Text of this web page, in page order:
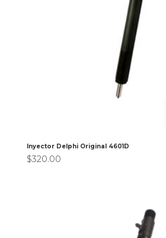
Inyector Delphi Original 4601D
$320.00